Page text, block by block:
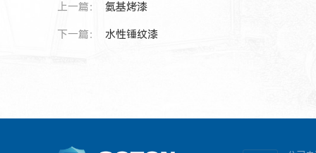
上一篇： 氨基烤漆
下一篇： 水性锤纹漆